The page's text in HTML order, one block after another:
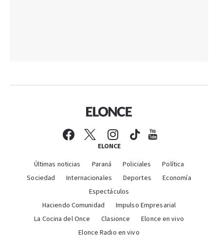
ELONCE
Últimas noticias Paraná Policiales
Política
Sociedad
Internacionales Deportes
Economía
Espectáculos
Haciendo Comunidad
Impulso Empresarial
La Cocina del Once
Clasionce
Elonce en vivo
Elonce Radio en vivo